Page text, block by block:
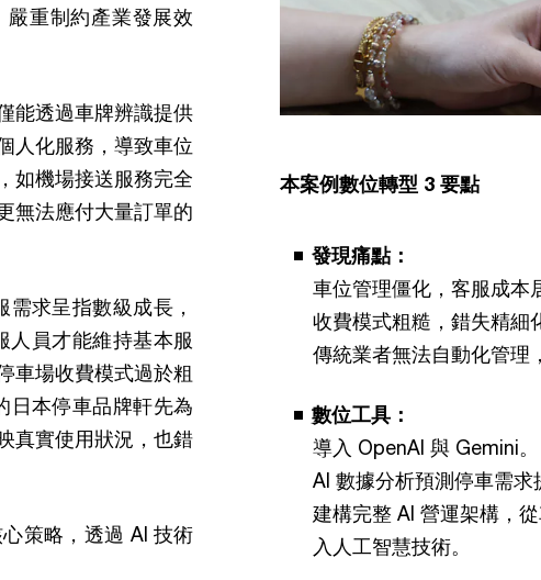
重制約產業發展效
能透過車牌辨識提供
人化服務，導致車位
如機場接送服務完全
無法應付大量訂單的
求呈指數級成長，
人員才能維持基本服
車場收費模式過於粗
日本停車品牌軒先為
真實使用狀況，也錯
策略，透過 AI 技術
本案例數位轉型 3 要點
發現痛點：
車位管理僵化，客服成本
收費模式粗糙，錯失精細
傳統業者無法自動化管理
數位工具：
導入 OpenAI 與 Gemini。
AI 數據分析預測停車需求
建構完整 AI 營運架構，
入人工智慧技術。